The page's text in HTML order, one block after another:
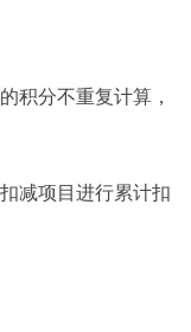
积分不重复计算，
减项目进行累计扣